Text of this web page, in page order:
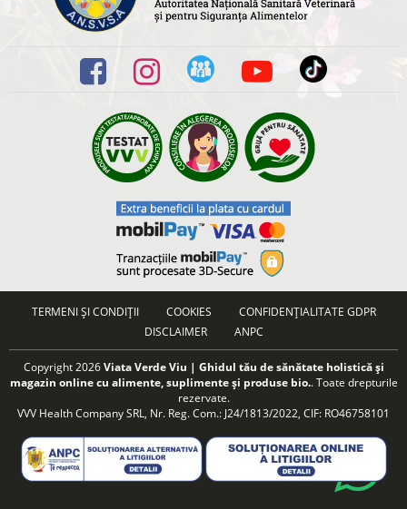
TERMENI ȘI CONDIȚII COOKIES
CONFIDENȚIALITATE GDPR
DISCLAIMER
ANPC
Copyright 2026Viata Verde Viu | Ghidul tău de sănătate holistică și
magazin online cu alimente, suplimente și produse bio.. Toate drepturile
rezervate.
VVV Health Company SRL, Nr. Reg. Com.: J24/1813/2022, CIF: RO46758101